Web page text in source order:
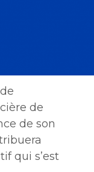
de
de son
qui s’est